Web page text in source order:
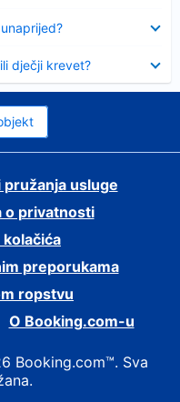
dječji krevet?
pružanja usluge
o privatnosti
preporukama
ropstvu
O Booking.com-u
Booking.com™. Sva